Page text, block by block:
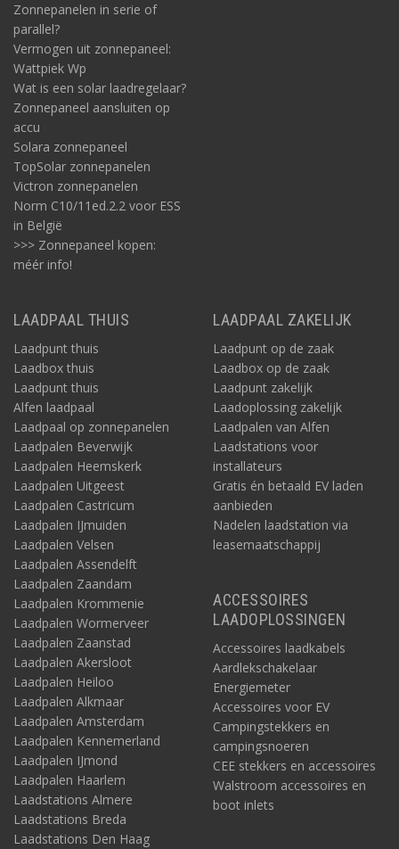
Zonnepanelen in serie of
parallel?
Vermogen uit zonnepaneel:
Wattpiek Wp
Wat is een solar laadregelaar?
Zonnepaneel aansluiten op
accu
Solara zonnepaneel
TopSolar zonnepanelen
Victron zonnepanelen
Norm C10/11ed.2.2 voor ESS
in België
>>> Zonnepaneel kopen:
méér info!
LAADPAAL THUIS
Laadpunt thuis
Laadbox thuis
Laadpunt thuis
Alfen laadpaal
Laadpaal op zonnepanelen
Laadpalen Beverwijk
Laadpalen Heemskerk
Laadpalen Uitgeest
Laadpalen Castricum
Laadpalen IJmuiden
Laadpalen Velsen
Laadpalen Assendelft
Laadpalen Zaandam
Laadpalen Krommenie
Laadpalen Wormerveer
Laadpalen Zaanstad
Laadpalen Akersloot
Laadpalen Heiloo
Laadpalen Alkmaar
Laadpalen Amsterdam
Laadpalen Kennemerland
Laadpalen IJmond
Laadpalen Haarlem
Laadstations Almere
Laadstations Breda
Laadstations Den Haag
LAADPAAL ZAKELIJK
Laadpunt op de zaak
Laadbox op de zaak
Laadpunt zakelijk
Laadoplossing zakelijk
Laadpalen van Alfen
Laadstations voor
installateurs
Gratis én betaald EV laden
aanbieden
Nadelen laadstation via
leasemaatschappij
ACCESSOIRES
LAADOPLOSSINGEN
Accessoires laadkabels
Aardlekschakelaar
Energiemeter
Accessoires voor EV
Campingstekkers en
campingsnoeren
CEE stekkers en accessoires
Walstroom accessoires en
boot inlets